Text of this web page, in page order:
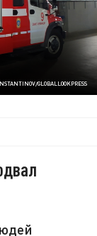
GLOBALLOOKPRESS